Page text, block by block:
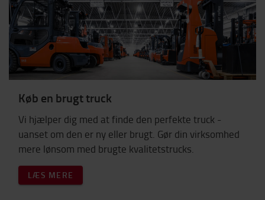
Køb en brugt truck
Vi hjælper dig med at finde den perfekte truck -
uanset om den er ny eller brugt. Gør din virksomhed
mere lønsom med brugte kvalitetstrucks.
LÆS MERE